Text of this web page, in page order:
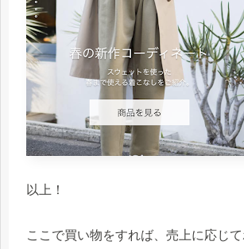
以上！
ここで買い物をすれば、売上に応じ